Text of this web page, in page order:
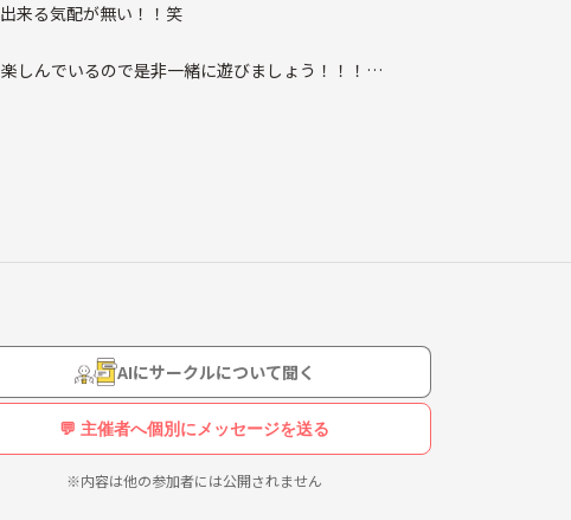
来る気配が無い！！笑
しんでいるので是非一緒に遊びましょう！！！
AIにサークルについて聞く
💬 主催者へ個別にメッセージを送る
※内容は他の参加者には公開されません